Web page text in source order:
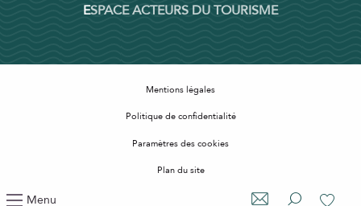
Menu
ESPACE ACTEURS DU TOURISME
Mentions légales
Politique de confidentialité
Paramètres des cookies
Plan du site